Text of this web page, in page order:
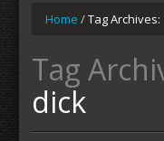
Home /Tag
Tag
dick